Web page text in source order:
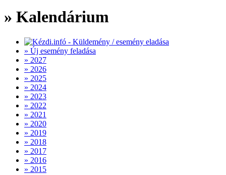
» Kalendárium
» Új esemény feladása
» 2027
» 2026
» 2025
» 2024
» 2023
» 2022
» 2021
» 2020
» 2019
» 2018
» 2017
» 2016
» 2015